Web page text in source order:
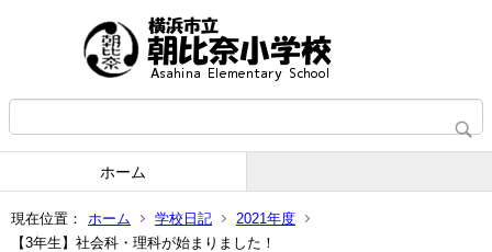
ホーム
現在位置： ホーム 学校日記
2021年度
【3年生】社会科・理科が始まりました！